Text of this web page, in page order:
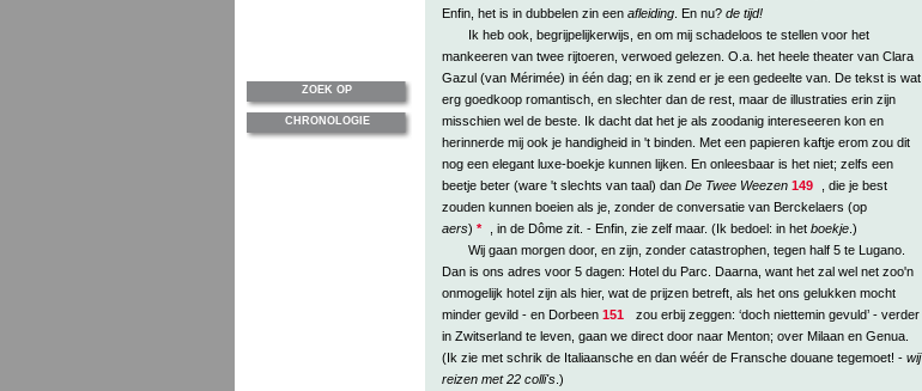
Enfin, het is in dubbelen zin een afleiding. En nu? de tijd!
Ik heb ook, begrijpelijkerwijs, en om mij schadeloos te stellen voor het
mankeeren van twee rijtoeren, verwoed gelezen. O.a. het heele theater van Clara
Gazul (van Mérimée) in één dag; en ik zend er je een gedeelte van. De tekst is wat
erg goedkoop romantisch, en slechter dan de rest, maar de illustraties erin zijn
misschien wel de beste. Ik dacht dat het je als zoodanig intereseeren kon en
herinnerde mij ook je handigheid in 't binden. Met een papieren kaftje erom zou dit
nog een elegant luxe-boekje kunnen lijken. En onleesbaar is het niet; zelfs een
beetje beter (ware 't slechts van taal) dan De Twee Weezen 149
, die je best
zouden kunnen boeien als je, zonder de conversatie van Berckelaers (op
aers) * , in de Dôme zit. - Enfin, zie zelf maar. (Ik bedoel: in het boekje.)
Wij gaan morgen door, en zijn, zonder catastrophen, tegen half 5 te Lugano.
Dan is ons adres voor 5 dagen: Hotel du Parc. Daarna, want het zal wel net zoo'n
onmogelijk hotel zijn als hier, wat de prijzen betreft, als het ons gelukken mocht
minder gevild - en Dorbeen 151
zou erbij zeggen: ‘doch niettemin gevuld’ - verder
in Zwitserland te leven, gaan we direct door naar Menton; over Milaan en Genua.
(Ik zie met schrik de Italiaansche en dan wéér de Fransche douane tegemoet! - wij
reizen met 22 colli's.)
ZOEK OP
CHRONOLOGIE